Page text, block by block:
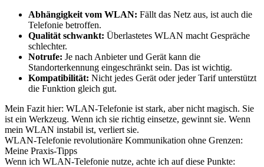
Abhängigkeit vom WLAN: Fällt das Netz aus, ist auch die
Telefonie betroffen.
Qualität schwankt: Überlastetes WLAN macht Gespräche
schlechter.
Notrufe: Je nach Anbieter und Gerät kann die
Standorterkennung eingeschränkt sein. Das ist wichtig.
Kompatibilität: Nicht jedes Gerät oder jeder Tarif unterstützt
die Funktion gleich gut.
Mein Fazit hier: WLAN-Telefonie ist stark, aber nicht magisch. Sie
ist ein Werkzeug. Wenn ich sie richtig einsetze, gewinnt sie. Wenn
mein WLAN instabil ist, verliert sie.
WLAN-Telefonie revolutionäre Kommunikation ohne Grenzen:
Meine Praxis-Tipps
Wenn ich WLAN-Telefonie nutze, achte ich auf diese Punkte: